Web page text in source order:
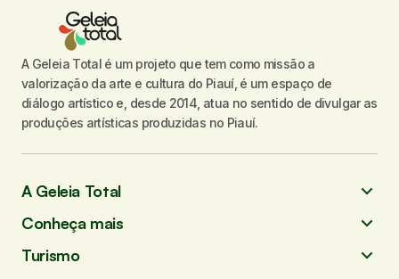
A Geleia Total é um projeto que tem como missão a
valorização da arte e cultura do Piauí, é um espaço de
diálogo artístico e, desde 2014, atua no sentido de divulgar as
produções artísticas produzidas no Piauí.
A Geleia Total
Conheça mais
Turismo